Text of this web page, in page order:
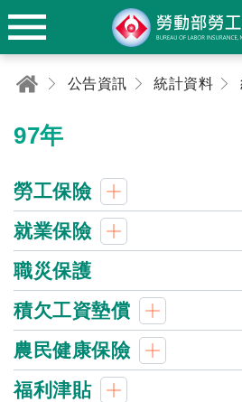
公告資訊 統計資料
97年
勞工保險
就業保險
職災保護
積欠工資墊償
農民健康保險
福利津貼